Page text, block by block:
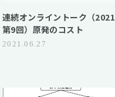
連続オンライントーク（2021
第9回）原発のコスト
2021.06.27